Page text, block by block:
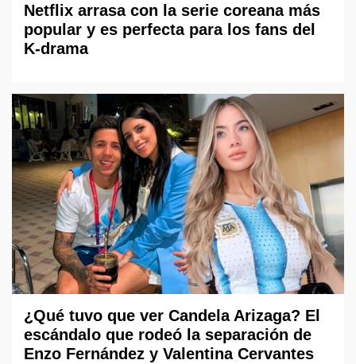
Netflix arrasa con la serie coreana más
popular y es perfecta para los fans del
K-drama
¿Qué tuvo que ver Candela Arizaga? El
escándalo que rodeó la separación de
Enzo Fernández y Valentina Cervantes